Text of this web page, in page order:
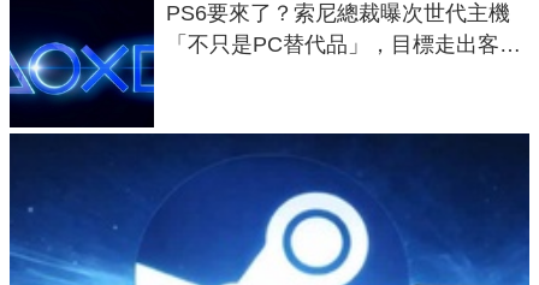
PS6要來了？索尼總裁曝次世代主機
「不只是PC替代品」，目標走出客